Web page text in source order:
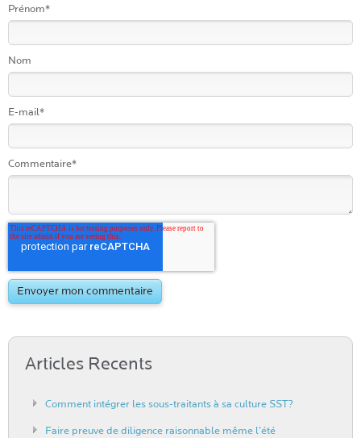
Prénom*
Nom
E-mail*
Commentaire*
Articles Recents
Comment intégrer les sous-traitants à sa culture SST?
Faire preuve de diligence raisonnable même l’été